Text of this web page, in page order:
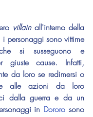
villain all'interno della
i personaggi sono vittime
si susseguono e
giuste cause. Infatti,
da loro se redimersi o
alle azioni da loro
dalla guerra e da un
in Dororo sono